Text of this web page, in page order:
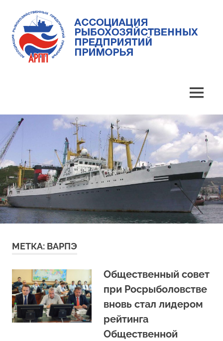
content
предприятий
Приморья
MENU
МЕТКА: ВАРПЭ
Общественный совет
при Росрыболовстве
вновь стал лидером
рейтинга
Общественной